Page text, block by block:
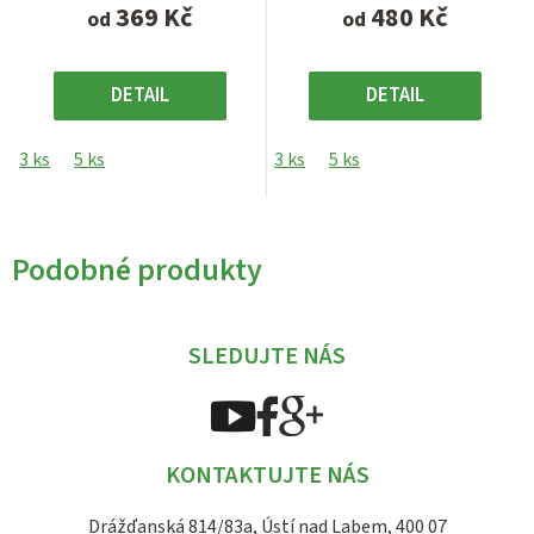
od 369 Kč
DETAIL
3 ks 5 ks
od 480 Kč
DETAIL
3 ks 5 ks
Podobné produkty
SLEDUJTE NÁS
KONTAKTUJTE NÁS
Drážďanská 814/83a, Ústí nad Labem, 400 07